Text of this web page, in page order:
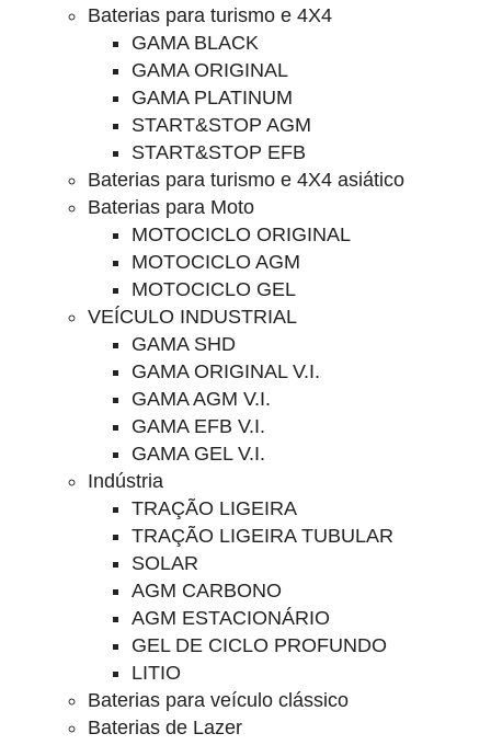
Baterias para turismo e 4X4
GAMA BLACK
GAMA ORIGINAL
GAMA PLATINUM
START&STOP AGM
START&STOP EFB
Baterias para turismo e 4X4 asiático
Baterias para Moto
MOTOCICLO ORIGINAL
MOTOCICLO AGM
MOTOCICLO GEL
VEÍCULO INDUSTRIAL
GAMA SHD
GAMA ORIGINAL V.I.
GAMA AGM V.I.
GAMA EFB V.I.
GAMA GEL V.I.
Indústria
TRAÇÃO LIGEIRA
TRAÇÃO LIGEIRA TUBULAR
SOLAR
AGM CARBONO
AGM ESTACIONÁRIO
GEL DE CICLO PROFUNDO
LITIO
Baterias para veículo clássico
Baterias de Lazer